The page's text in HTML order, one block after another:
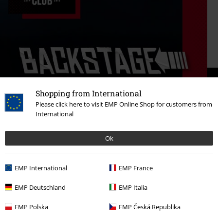
Shopping from International
Please click here to visit EMP Online Shop for customers from
International
Ok
EMP International EMP France
EMP Deutschland EMP Italia
EMP Polska EMP Česká Republika